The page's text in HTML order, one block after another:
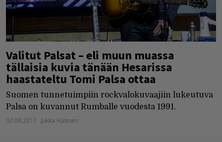
Valitut Palsat – eli muun muassa
tällaisia kuvia tänään Hesarissa
haastateltu Tomi Palsa ottaa
Suomen tunnetuimpiin rockvalokuvaajiin lukeutuva
Palsa on kuvannut Rumballe vuodesta 1991.
02.08.2017 Jukka Hätinen